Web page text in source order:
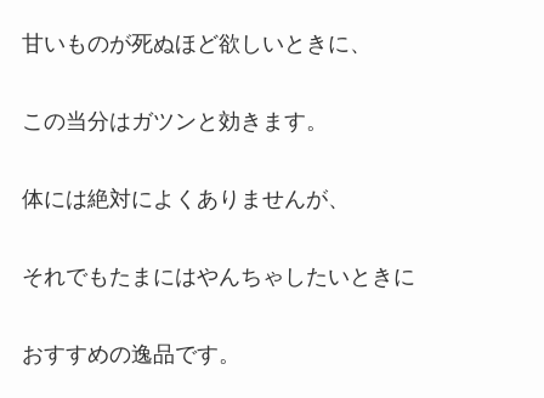
甘いものが死ぬほど欲しいときに、
この当分はガツンと効きます。
体には絶対によくありませんが、
それでもたまにはやんちゃしたいときに
おすすめの逸品です。